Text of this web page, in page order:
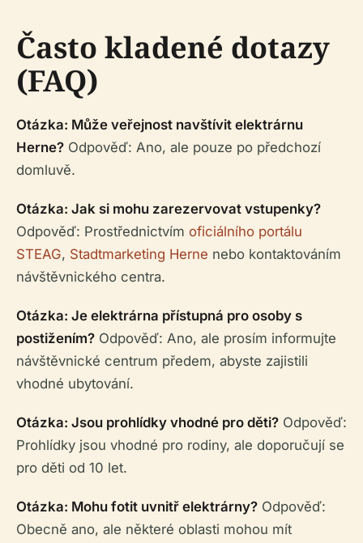
Často kladené dotazy
(FAQ)
Otázka: Může veřejnost navštívit elektrárnu
Herne? Odpověď: Ano, ale pouze po předchozí
domluvě.
Otázka: Jak si mohu zarezervovat vstupenky?
Odpověď: Prostřednictvím oficiálního portálu
STEAG, Stadtmarketing Herne nebo kontaktováním
návštěvnického centra.
Otázka: Je elektrárna přístupná pro osoby s
postižením? Odpověď: Ano, ale prosím informujte
návštěvnické centrum předem, abyste zajistili
vhodné ubytování.
Otázka: Jsou prohlídky vhodné pro děti? Odpověď:
Prohlídky jsou vhodné pro rodiny, ale doporučují se
pro děti od 10 let.
Otázka: Mohu fotit uvnitř elektrárny? Odpověď:
Obecně ano, ale některé oblasti mohou mít